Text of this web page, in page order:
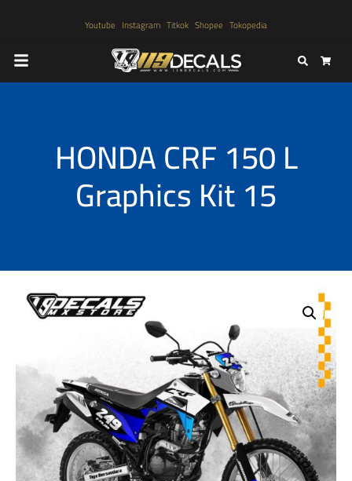
Youtube Instagram Titkok Shopee Tokopedia
SearchCart
HONDA CRF 150 L
Graphics Kit 15